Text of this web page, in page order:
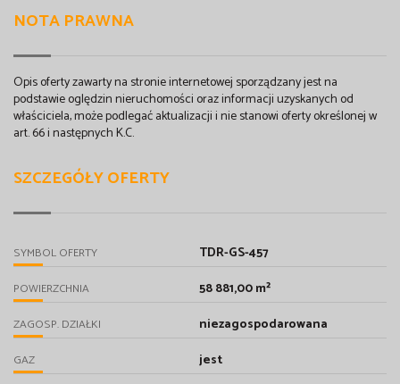
NOTA PRAWNA
Opis oferty zawarty na stronie internetowej sporządzany jest na
podstawie oględzin nieruchomości oraz informacji uzyskanych od
właściciela, może podlegać aktualizacji i nie stanowi oferty określonej w
art. 66 i następnych K.C.
SZCZEGÓŁY OFERTY
SYMBOL OFERTY TDR-GS-457
POWIERZCHNIA 58 881,00 m²
ZAGOSP. DZIAŁKI niezagospodarowana
GAZ jest